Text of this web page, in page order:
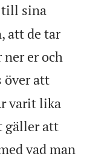
till sina
att de tar
ner er och
över att
varit lika
gäller att
vad man